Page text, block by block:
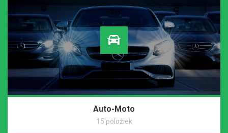
Auto-Moto
15 položiek